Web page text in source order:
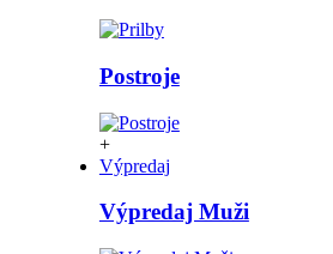
Postroje
+
Výpredaj
Výpredaj Muži